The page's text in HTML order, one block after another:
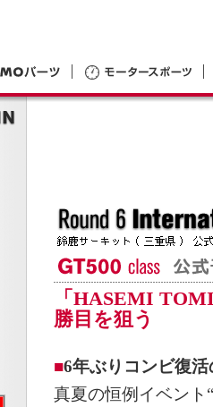
「HASEMI
勝目を狙う
■6年ぶりコンビ復
真夏の恒例イベント